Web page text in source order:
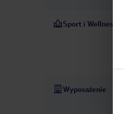
Sport i Wellness
Wyposażenie